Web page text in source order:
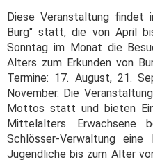
Diese Veranstaltung findet
Burg" statt, die von April
Sonntag im Monat die
Alters zum Erkunden von
Termine: 17. August, 21.
November. Die
Mottos statt und bieten
Mittelalters. Erwachsene
Schlösser-Verwaltung
Jugendliche bis zum Alter